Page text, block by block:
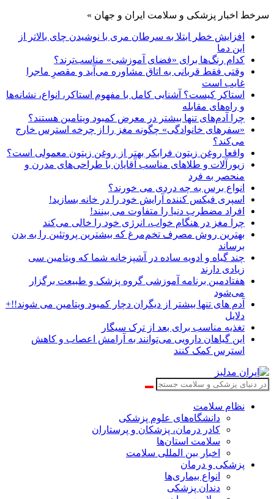
سرخط اخبار پزشکی و سلامت ایران و جهان »
افزایش خطر ابتلا به سرطان مری با نوشیدن چای بالاتر از
این دما
کدام رنگ‌ها برای «فضای آموزشی» مناسب‌ترند؟
وقتی فقط قربانی به اتاق مشاوره می‌آید و مقصرِ ماجرا
غایب است
استاکر کیست؟ آشنایی کامل با مفهوم استاکر، انواع، نشانه‌ها
و راه‌های مقابله
چرا آدم‌های تنها بیشتر در معرض کمبود ویتامین هستند؟
«سفرهای خانوادگی» چگونه مغز را از چرخه استرس خارج
می‌کند؟
واقعا روغن زیتون فرابکر بهتر از روغن زیتون معمولی است؟
زیورآلات و طلاهای مناسب آقایان با طراحی‌های مدرن و
منحصر به فرد
انواع برس به چه دردی می خورند؟
اسپری فیکس کننده آرایش خود را در خانه بسازید!
افراد مضطرب دنیا را متفاوت می بینند!
چرا مغز در هنگام خواب، انرژی خود را خالی می‌کند
بهترین روش مصرف تخم‌مرغ که بیشترین پروتئین را به بدن
برساند
چند گیاه و ادویه ساده در آشپزخانه شما که ویتامین سی
زیادی دارند
هفتادمین برنامه آموزشی گروه پزشک و طبیعت برگزار
می‌شود
آدم های تنها بیشتر از دیگران دچار کمبود ویتامین می شوند!!+
دلایل
تغذیه مناسب برای بعد از ترک سیگار
این گیاهان دارویی می‌توانند به آرامش اعصاب و کاهش
استرس کمک کنند
نظام سلامت
دانشگاه‌های علوم پزشکی
کادر درمان، پزشکان و پرستاران
سلامت استان‌ها
اخبار بین المللی سلامت
پزشکی و درمان
انواع بیماری‌ها
دندان پزشکی